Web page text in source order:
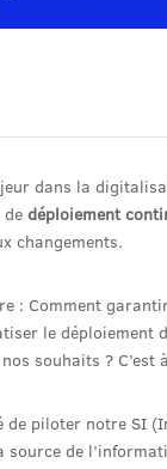
dans la
déploiement
changements.
: Comment
le
souhaits ? C’est
piloter notre SI
de